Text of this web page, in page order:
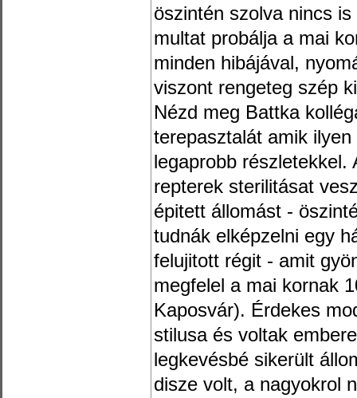
öszintén szolva nincs
multat probálja a mai
minden hibájával,
viszont rengeteg szép
Nézd meg Battka
terepasztalát amik
legaprobb részletekkel.
repterek sterilitásat
épitett állomást -
tudnák elképzelni egy
felujitott régit - amit
megfelel a mai kornak
Kaposvár). Érdekes
stilusa és voltak
legkevésbé sikerült
disze volt, a nagyokrol